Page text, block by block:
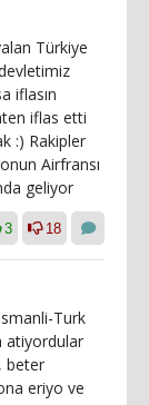
Türkiye
iflasın
iflas etti
:) Rakipler
Airfransı
geliyor
3 18
Turk
atiyordular
beter
eriyo ve